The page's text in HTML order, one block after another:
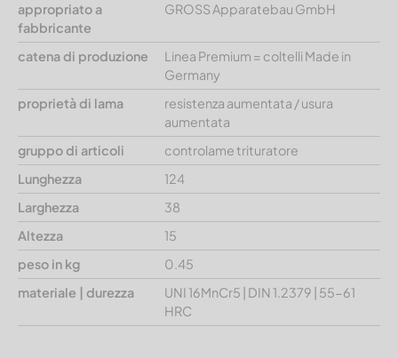
appropriato a
fabbricante
GROSS Apparatebau GmbH
catena di produzione
Linea Premium = coltelli Made in
Germany
proprietà di lama
resistenza aumentata / usura
aumentata
gruppo di articoli
controlame trituratore
Lunghezza
124
Larghezza
38
Altezza
15
peso in kg
0.45
materiale | durezza
UNI 16MnCr5 | DIN 1.2379 | 55-61
HRC